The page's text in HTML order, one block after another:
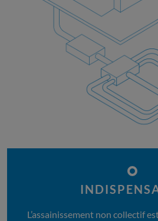
L’assainissement non collectif